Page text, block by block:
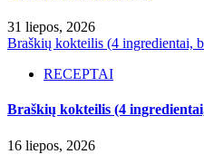
31 liepos, 2026
Braškių kokteilis (4 ingredientai,
RECEPTAI
Braškių kokteilis (4
16 liepos, 2026